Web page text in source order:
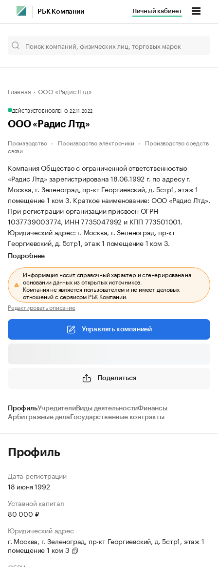
РБК Компании Личный кабинет
Главная ООО «Радис Лтд»
ДЕЙСТВУЕТОБНОВЛЕНО, 22.11.2022
ООО «Радис Лтд»
Производство Производство электроники
Производство средств
связи
Компания Общество с ограниченной ответственностью
«Радис Лтд» зарегистрирована 18.06.1992 г. по адресу г.
Москва, г. Зеленоград, пр-кт Георгиевский, д. 5стр1, этаж 1
помещение 1 ком 3. Краткое наименование: ООО «Радис Лтд».
При регистрации организации присвоен ОГРН
1037739003774, ИНН 7735047992 и КПП 773501001.
Юридический адрес: г. Москва, г. Зеленоград, пр-кт
Георгиевский, д. 5стр1, этаж 1 помещение 1 ком 3.
Подробнее
Информация носит справочный характер и сгенерирована на
основании данных из открытых источников.
Компания не является пользователем и не имеет деловых
отношений с сервисом РБК Компании.
Редактировать описание
Управлять компанией
Поделиться
ПрофильУчредителиВиды деятельностиФинансы
Арбитражные дела Государственные контракты
Профиль
Дата регистрации
18 июня 1992
Уставной капитал
80 000 ₽
Юридический адрес
г. Москва, г. Зеленоград, пр-кт Георгиевский, д. 5стр1, этаж 1
помещение 1 ком 3